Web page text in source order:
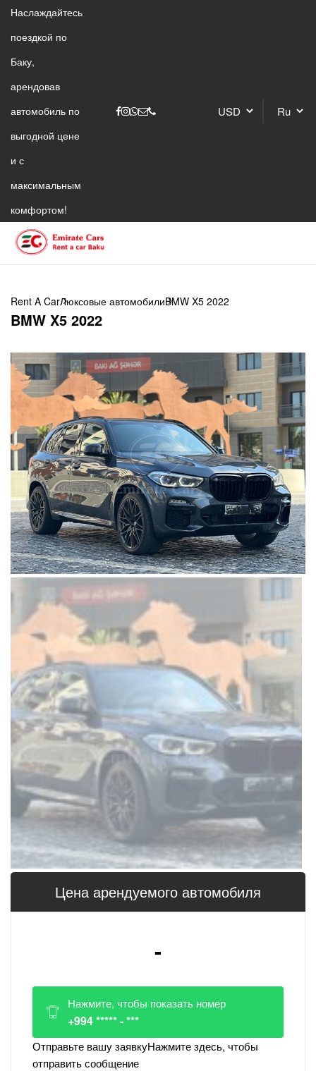
Наслаждайтесь
поездкой по
Баку,
арендовав
автомобиль по
выгодной цене
и с
максимальным
комфортом!
Rent A CarЛюксовые автомобилиBMW X5 2022
BMW X5 2022
Цена арендуемого автомобиля
-
Нажмите, чтобы показать номер
+994 ***** - ***
Отправьте вашу заявкуНажмите здесь, чтобы
отправить сообщение